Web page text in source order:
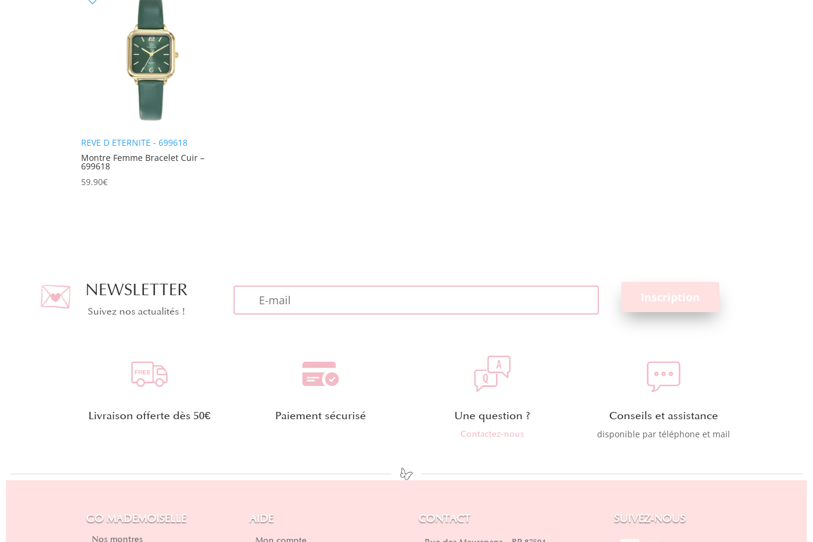
REVE D ETERNITE - 699618
Montre Femme Bracelet Cuir –
699618
59.90€
NEWSLETTER
Suivez nos actualités !
Livraison offerte dès 50€ Paiement sécurisé Une question ?
Contactez-nous
Conseils et assistance
disponible par téléphone et mail
GO MADEMOISELLE
Nos montres
AIDE CONTACT SUIVEZ-NOUS